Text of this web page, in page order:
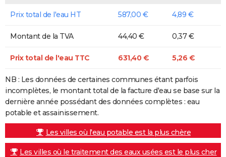
Prix total de l'eau HT 587,00 € 4,89 €
Montant de la TVA 44,40 € 0,37 €
Prix total de l'eau TTC 631,40 € 5,26 €
NB : Les données de certaines communes étant parfois
incomplètes, le montant total de la facture d'eau se base sur la
dernière année possédant des données complètes : eau
potable et assainissement.
Les villes où l'eau potable est la plus chère
Les villes où le traitement des eaux usées est le plus cher